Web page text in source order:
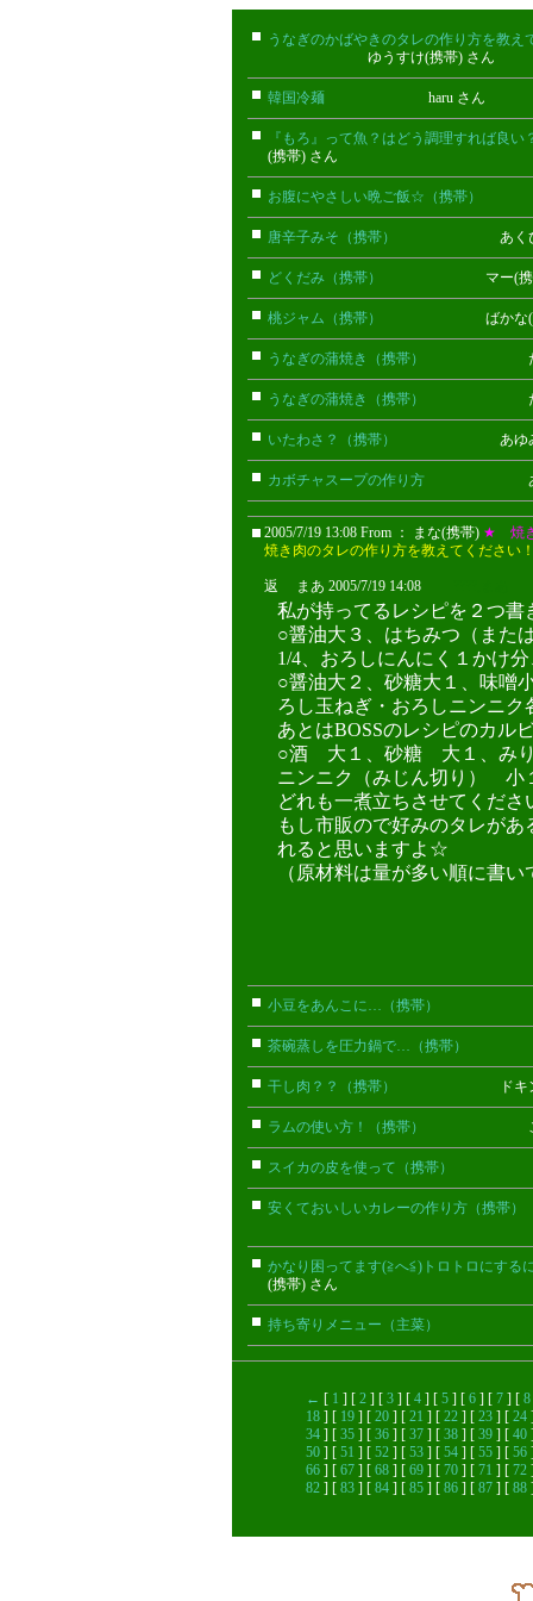
うなぎのかばやきのタレの作り方を教え
ゆうすけ(携帯) さん
韓国冷麺 haru さん
『もろ』って魚？はどう調理すれば良い
(携帯) さん
お腹にやさしい晩ご飯☆（携帯）
唐辛子みそ（携帯） あくび(携
どくだみ（携帯） マー(携帯)
桃ジャム（携帯） ばかな(携
うなぎの蒲焼き（携帯） だい(携
うなぎの蒲焼き（携帯） だい(携
いたわさ？（携帯） あゆみ(携
カボチャスープの作り方 あいっ
2005/7/19 13:08 From ： まな(携帯) ★ 焼き
焼き肉のタレの作り方を教えてください
返 まあ 2005/7/19 14:08
私が持ってるレシピを２つ書
○醤油大３、はちみつ（また
1/4、おろしにんにく１かけ
○醤油大２、砂糖大１、味噌
ろし玉ねぎ・おろしニンニ
あとはBOSSのレシピのカル
○酒 大１、砂糖 大１、み
ニンニク（みじん切り） 小
どれも一煮立ちさせてくださ
もし市販ので好みのタレが
れると思いますよ☆
（原材料は量が多い順に書
小豆をあんこに…（携帯）
茶碗蒸しを圧力鍋で…（携帯）
干し肉？？（携帯） ドキンちゃ
ラムの使い方！（携帯） このみ(
スイカの皮を使って（携帯）
安くておいしいカレーの作り方（携帯）
かなり困ってます(≧へ≦)トロトロにする
(携帯) さん
持ち寄りメニュー（主菜）
← [ 1 ] [ 2 ] [ 3 ] [ 4 ] [ 5 ] [ 6 ] [ 7 ] [ 8
18 ] [ 19 ] [ 20 ] [ 21 ] [ 22 ] [ 23 ] [ 24
34 ] [ 35 ] [ 36 ] [ 37 ] [ 38 ] [ 39 ] [ 40
50 ] [ 51 ] [ 52 ] [ 53 ] [ 54 ] [ 55 ] [ 56
66 ] [ 67 ] [ 68 ] [ 69 ] [ 70 ] [ 71 ] [ 72
82 ] [ 83 ] [ 84 ] [ 85 ] [ 86 ] [ 87 ] [ 88